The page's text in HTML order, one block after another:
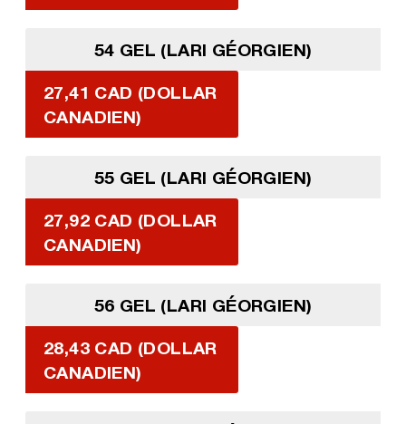
54 GEL (LARI GÉORGIEN)
27,41 CAD (DOLLAR
CANADIEN)
55 GEL (LARI GÉORGIEN)
27,92 CAD (DOLLAR
CANADIEN)
56 GEL (LARI GÉORGIEN)
28,43 CAD (DOLLAR
CANADIEN)